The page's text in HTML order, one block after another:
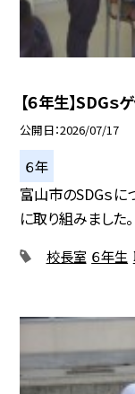
【６年生】SDGｓ
公開日 2026/07/17
６年
富山市のSDGｓに
に取り組みました
校長室 ６年生